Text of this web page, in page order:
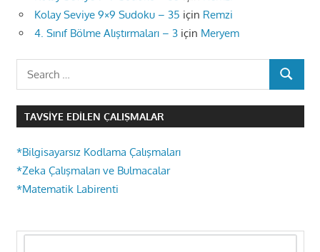
Kolay Seviye 9×9 Sudoku – 35 için Remzi
4. Sınıf Bölme Alıştırmaları – 3 için Meryem
SEARCH
TAVSIYE EDILEN ÇALIŞMALAR
*Bilgisayarsız Kodlama Çalışmaları
*Zeka Çalışmaları ve Bulmacalar
*Matematik Labirenti